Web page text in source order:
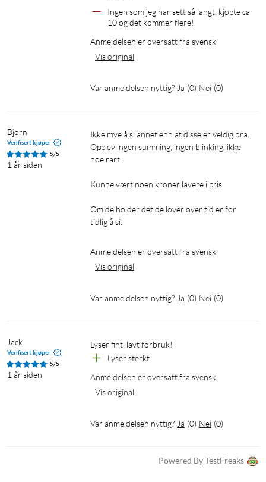
Ingen som jeg har sett så langt, kjøpte ca
10 og det kommer flere!
Anmeldelsen er oversatt fra svensk
Vis original
Var anmeldelsen nyttig? Ja (0) Nei (0)
Björn
Verifisert kjøper
5/5
1 år siden
Ikke mye å si annet enn at disse er veldig bra.
Opplev ingen summing, ingen blinking, ikke
noe rart.
Kunne vært noen kroner lavere i pris.
Om de holder det de lover over tid er for
tidlig å si.
Anmeldelsen er oversatt fra svensk
Vis original
Var anmeldelsen nyttig? Ja (0) Nei (0)
Jack
Verifisert kjøper
5/5
1 år siden
Lyser fint, lavt forbruk!
Lyser sterkt
Anmeldelsen er oversatt fra svensk
Vis original
Var anmeldelsen nyttig? Ja (0) Nei (0)
Powered By TestFreaks